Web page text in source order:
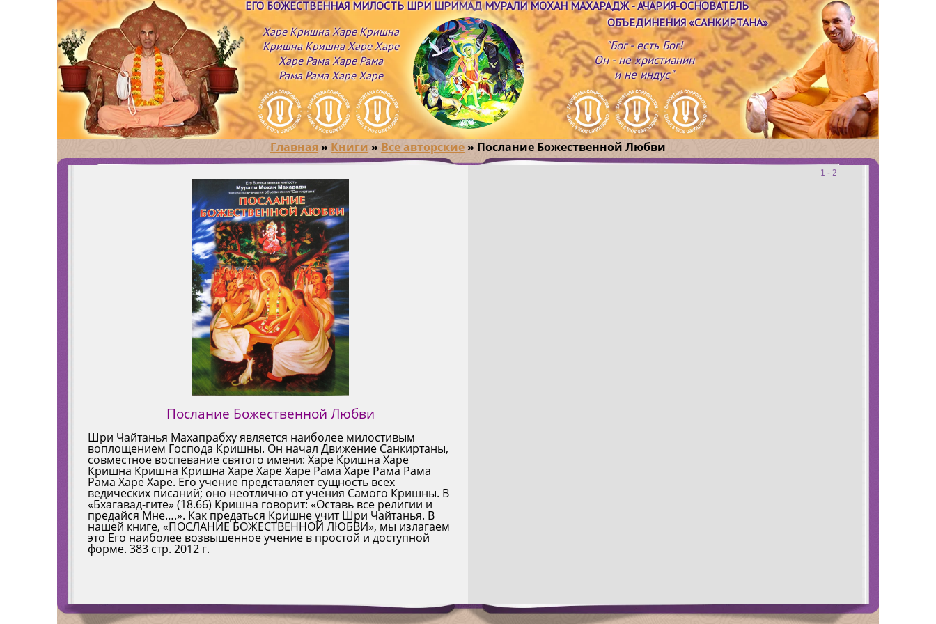
ЕГО БОЖЕСТВЕННАЯ МИЛОСТЬ ШРИ ШРИМАД МУРАЛИ МОХАН МАХАРАДЖ- АЧАРИЯ-ОСНОВАТЕЛЬ
ОБЪЕДИНЕНИЯ «САНКИРТАНА»
Харе Кришна Харе Кришна
Кришна Кришна Харе Харе
Харе Рама Харе Рама
Рама Рама Харе Харе
"Бог - есть Бог!
Он - не христианин
и не индус"
Главная » Книги » Все авторские » Послание Божественной Любви
1 - 2
Послание Божественной Любви
Шри Чайтанья Махапрабху является наиболее милостивым
воплощением Господа Кришны. Он начал Движение Санкиртаны,
совместное воспевание святого имени: Харе Кришна Харе
Кришна Кришна Кришна Харе Харе Харе Рама Харе Рама Рама
Рама Харе Харе. Его учение представляет сущность всех
ведических писаний; оно неотлично от учения Самого Кришны. В
«Бхагавад-гите» (18.66) Кришна говорит: «Оставь все религии и
предайся Мне….». Как предаться Кришне учит Шри Чайтанья. В
нашей книге, «ПОСЛАНИЕ БОЖЕСТВЕННОЙ ЛЮБВИ», мы излагаем
это Его наиболее возвышенное учение в простой и доступной
форме. 383 стр. 2012 г.